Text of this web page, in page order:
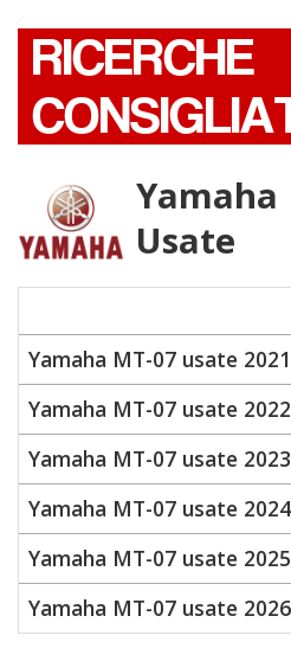
RICERCHE
Yamaha
Usate
Yamaha MT-07 usate 2021
Yamaha MT-07 usate 2022
Yamaha MT-07 usate 2023
Yamaha MT-07 usate 2024
Yamaha MT-07 usate 2025
Yamaha MT-07 usate 2026